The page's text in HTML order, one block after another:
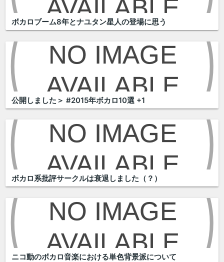
ボカロブーム8年とナユタン星人の登場に思う
公開しました＞ #2015年ボカロ10選 +1
ボカロ系批評サークルは衰退しました（？）
ニコ動のボカロ音楽における単色背景派について